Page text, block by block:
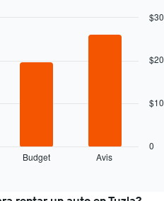
Budget Avis
0
$10
$20
$30